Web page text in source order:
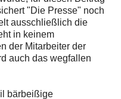
"Die Presse" noch
ausschließlich die
in keinem
der Mitarbeiter der
auch das wegfallen
bärbeißige